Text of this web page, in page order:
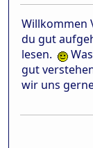
Willkommen
du gut
lesen.
gut
wir uns